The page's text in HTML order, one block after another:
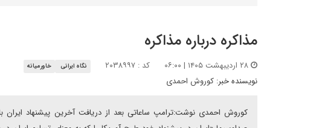
مذاکره درباره مذاکره
کد : ۲۰۳۸۹۹۷ نگاه ایرانی خاورمیانه
نویسنده خبر: کوروش احمدی
کوروش احمدی نوشت:ترامپ ساعاتی بعد از دریافت آخرین پیشنهاد ایران